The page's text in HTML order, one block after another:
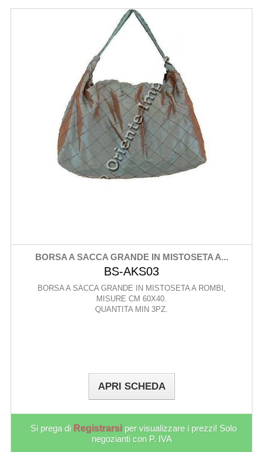
BORSA A SACCA GRANDE IN MISTOSETA A...
BS-AKS03
BORSA A SACCA GRANDE IN MISTOSETA A ROMBI,
MISURE CM 60X40.
QUANTITA MIN 3PZ.
APRI SCHEDA
Si prega di Registrarsi per visualizzare i prezzi! Solo
negozianti con P. IVA